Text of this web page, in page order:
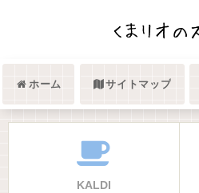
ホーム サイトマップ
KALDI